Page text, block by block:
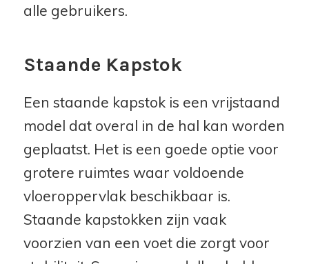
alle gebruikers.
Staande Kapstok
Een staande kapstok is een vrijstaand
model dat overal in de hal kan worden
geplaatst. Het is een goede optie voor
grotere ruimtes waar voldoende
vloeroppervlak beschikbaar is.
Staande kapstokken zijn vaak
voorzien van een voet die zorgt voor